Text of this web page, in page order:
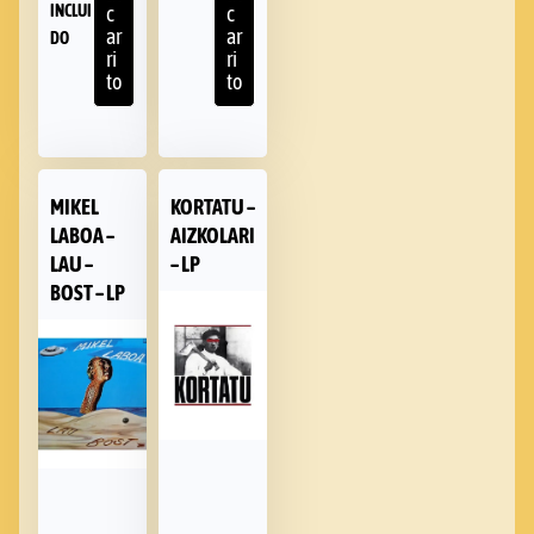
INCLUI
DO
c
ar
ri
to
c
ar
ri
to
MIKEL
LABOA –
LAU –
BOST – LP
KORTATU –
AIZKOLARI
– LP